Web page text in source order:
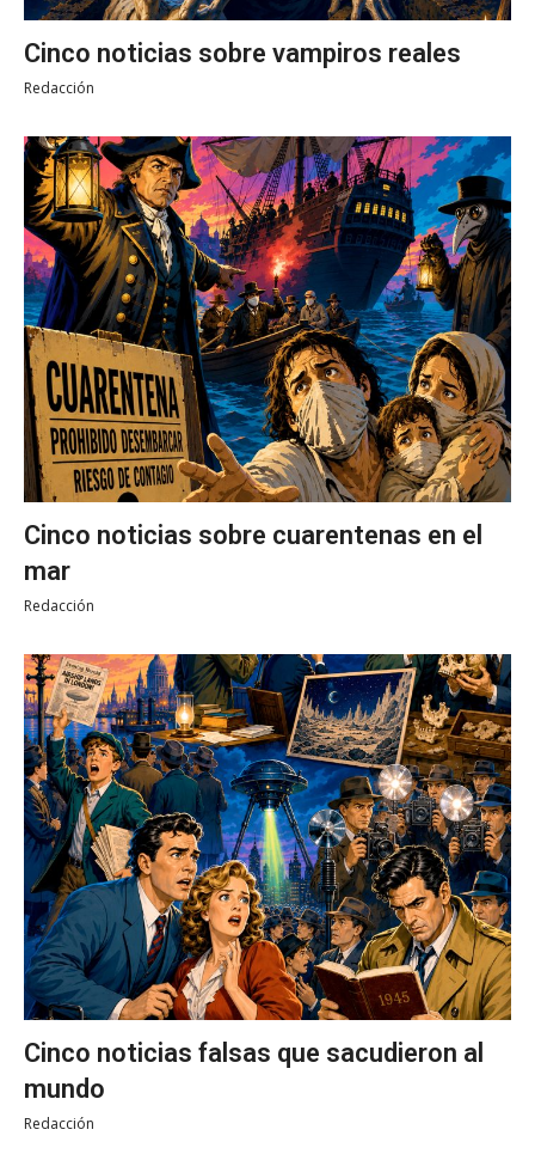
Cinco noticias sobre vampiros reales
Redacción
Cinco noticias sobre cuarentenas en el
mar
Redacción
Cinco noticias falsas que sacudieron al
mundo
Redacción